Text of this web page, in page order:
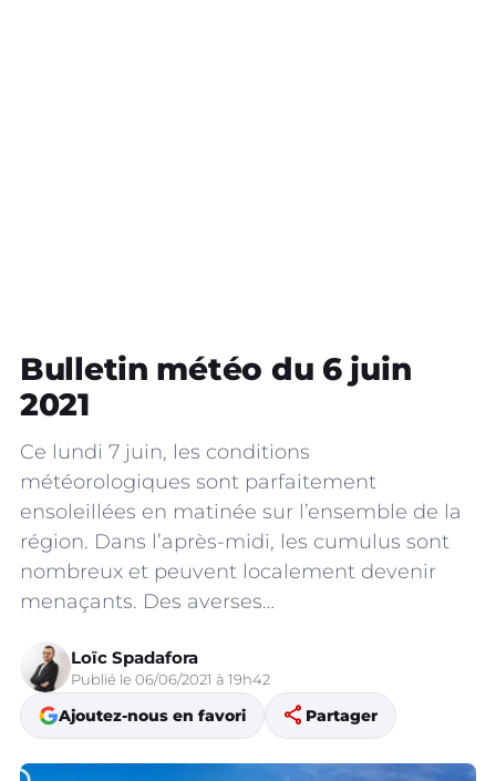
Bulletin météo du 6 juin
2021
Ce lundi 7 juin, les conditions
météorologiques sont parfaitement
ensoleillées en matinée sur l’ensemble de la
région. Dans l’après-midi, les cumulus sont
nombreux et peuvent localement devenir
menaçants. Des averses…
Loïc Spadafora
Publié le 06/06/2021 à 19h42
Ajoutez-nous en favori share Partager